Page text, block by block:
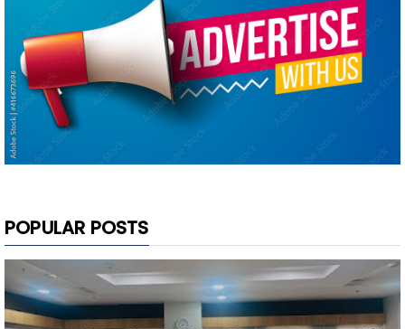
POPULAR POSTS